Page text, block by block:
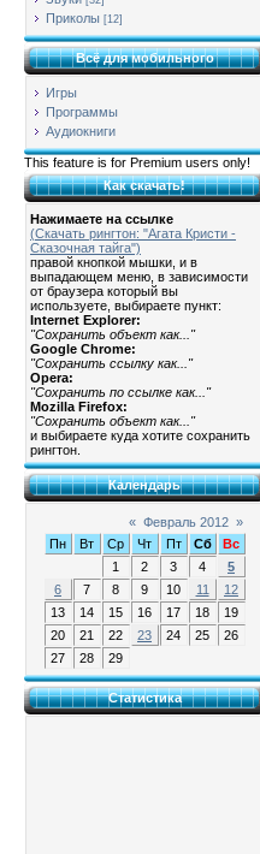
Приколы [12]
Всё для мобильного
Игры
Программы
Аудиокниги
This feature is for Premium users only!
Как скачать!
Нажимаете на ссылке
(Скачать рингтон: "Агата Кристи -
Сказочная тайга")
правой кнопкой мышки, и в
выпадающем меню, в зависимости
от браузера который вы
используете, выбираете пункт:
Internet Explorer:
"Сохранить объект как..."
Google Chrome:
"Сохранить ссылку как..."
Opera:
"Сохранить по ссылке как..."
Mozilla Firefox:
"Сохранить объект как..."
и выбираете куда хотите сохранить
рингтон.
Календарь
« Февраль 2012 »
Пн
Вт Ср Чт Пт Сб
Вс
1
2 3 4
5
6
7 8 9 10 11
12
13
14 15 16 17 18
19
20
21 22 23 24 25
26
27
28 29
Статистика